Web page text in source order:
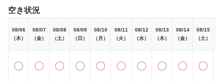
空き状況
08/06
（木）
08/07
（金）
08/08
（土）
08/09
（日）
08/10
（月）
08/11
（火）
08/12
（水）
08/13
（木）
08/14
（金）
08/15
（土）
〇 〇 〇 〇 〇 〇 〇 〇 〇 〇